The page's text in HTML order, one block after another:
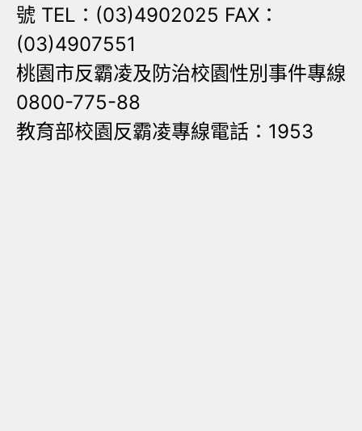
號 TEL：(03)4902025 FAX：
(03)4907551
桃園市反霸凌及防治校園性別事件專線
0800-775-88
教育部校園反霸凌專線電話：1953